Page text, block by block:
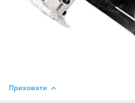
Приховати